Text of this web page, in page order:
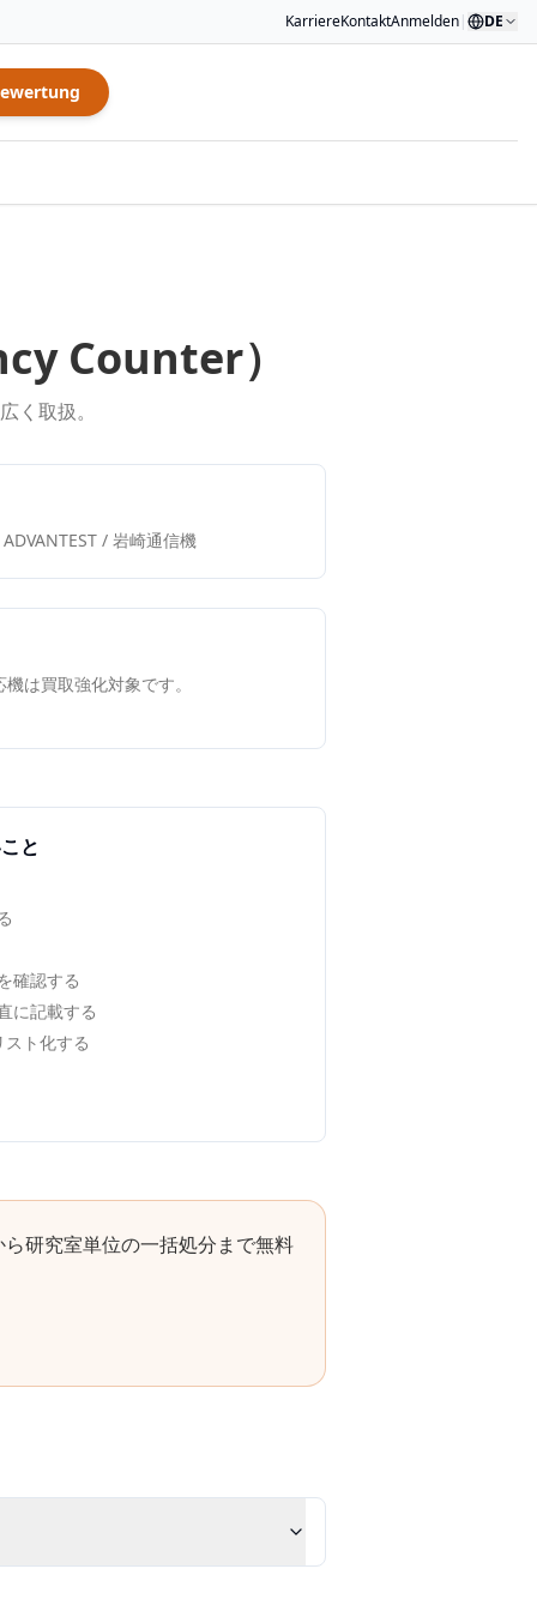
KarriereKontaktAnmelden| DE
Counter）
く取扱。
/ 岩崎通信機
は買取強化対象です。
と
確認する
に記載する
ト化する
研究室単位の一括処分まで無料